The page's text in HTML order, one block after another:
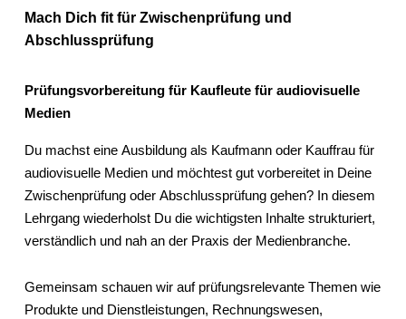
Mach Dich fit für Zwischenprüfung und
Abschlussprüfung
Prüfungsvorbereitung für Kaufleute für audiovisuelle
Medien
Du machst eine Ausbildung als Kaufmann oder Kauffrau für
audiovisuelle Medien und möchtest gut vorbereitet in Deine
Zwischenprüfung oder Abschlussprüfung gehen? In diesem
Lehrgang wiederholst Du die wichtigsten Inhalte strukturiert,
verständlich und nah an der Praxis der Medienbranche.
Gemeinsam schauen wir auf prüfungsrelevante Themen wie
Produkte und Dienstleistungen, Rechnungswesen,